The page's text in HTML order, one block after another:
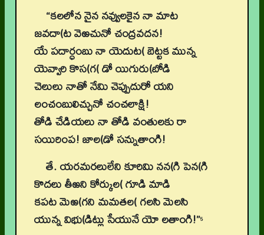
“కలలోన నైన నవ్వులకైన నా మాట
జవదా(ట వెఱచునో చంద్రవదన!
యే పదార్ధంబు నా యెదుట( బెట్టక మున్న
యెవ్వారి కొస(గ( డో యిగురు(బోడి
చెలులు నాతో నేమి చెప్పుదురో యని
లంచంబులిచ్చునో చంచలాక్షి!
తోడి చేడియలు నా తోడి వంతులకు రా
సయిరింప! జాల(డో సన్నుతాంగి!
తే. యరమరలులేని కూరిమి నన(గి పెన(గి
కొదలు తీఱని కోర్కుల( గూడి మాడి
కపట మెఱ(గని మమతల( గలసి మెలసి
యున్న విభు(డిట్లు సేయునే యో లతాంగి!”5